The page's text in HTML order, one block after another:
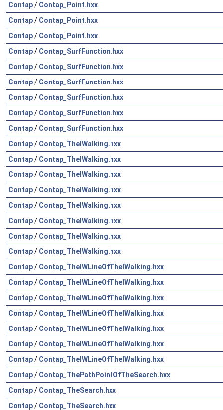
Contap/ Contap_Point.hxx
Contap/ Contap_Point.hxx
Contap/ Contap_Point.hxx
Contap/ Contap_SurfFunction.hxx
Contap/ Contap_SurfFunction.hxx
Contap/ Contap_SurfFunction.hxx
Contap/ Contap_SurfFunction.hxx
Contap/ Contap_SurfFunction.hxx
Contap/ Contap_SurfFunction.hxx
Contap/ Contap_TheIWalking.hxx
Contap/ Contap_TheIWalking.hxx
Contap/ Contap_TheIWalking.hxx
Contap/ Contap_TheIWalking.hxx
Contap/ Contap_TheIWalking.hxx
Contap/ Contap_TheIWalking.hxx
Contap/ Contap_TheIWalking.hxx
Contap/ Contap_TheIWalking.hxx
Contap/ Contap_TheIWLineOfTheIWalking.hxx
Contap/ Contap_TheIWLineOfTheIWalking.hxx
Contap/ Contap_TheIWLineOfTheIWalking.hxx
Contap/ Contap_TheIWLineOfTheIWalking.hxx
Contap/ Contap_TheIWLineOfTheIWalking.hxx
Contap/ Contap_TheIWLineOfTheIWalking.hxx
Contap/ Contap_TheIWLineOfTheIWalking.hxx
Contap/ Contap_ThePathPointOfTheSearch.hxx
Contap/ Contap_TheSearch.hxx
Contap/ Contap_TheSearch.hxx